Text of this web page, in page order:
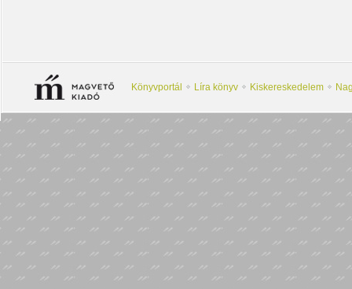
Könyvportál Líra könyv Kiskereskedelem